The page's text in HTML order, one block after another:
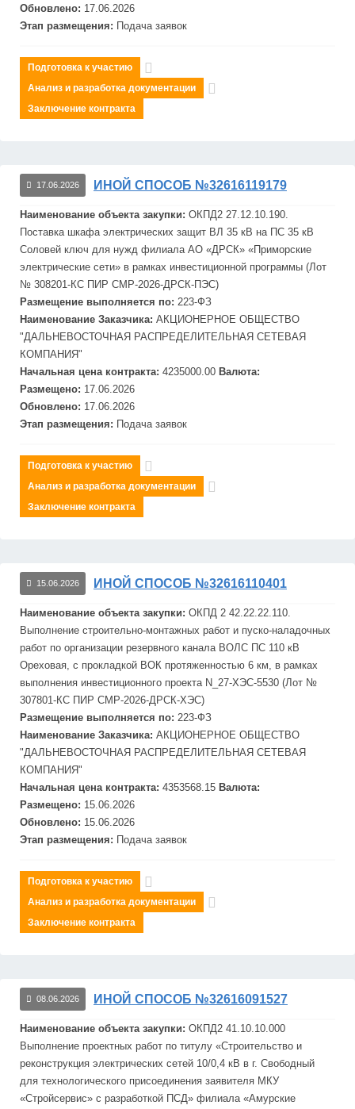
Обновлено: 17.06.2026
Этап размещения: Подача заявок
Подготовка к участию
Анализ и разработка документации
Заключение контракта
17.06.2026 ИНОЙ СПОСОБ №32616119179
Наименование объекта закупки: ОКПД2 27.12.10.190.
Поставка шкафа электрических защит ВЛ 35 кВ на ПС 35 кВ
Соловей ключ для нужд филиала АО «ДРСК» «Приморские
электрические сети» в рамках инвестиционной программы (Лот
№ 308201-КС ПИР СМР-2026-ДРСК-ПЭС)
Размещение выполняется по: 223-ФЗ
Наименование Заказчика: АКЦИОНЕРНОЕ ОБЩЕСТВО
"ДАЛЬНЕВОСТОЧНАЯ РАСПРЕДЕЛИТЕЛЬНАЯ СЕТЕВАЯ
КОМПАНИЯ"
Начальная цена контракта: 4235000.00 Валюта:
Размещено: 17.06.2026
Обновлено: 17.06.2026
Этап размещения: Подача заявок
Подготовка к участию
Анализ и разработка документации
Заключение контракта
15.06.2026 ИНОЙ СПОСОБ №32616110401
Наименование объекта закупки: ОКПД 2 42.22.22.110.
Выполнение строительно-монтажных работ и пуско-наладочных
работ по организации резервного канала ВОЛС ПС 110 кВ
Ореховая, с прокладкой ВОК протяженностью 6 км, в рамках
выполнения инвестиционного проекта N_27-ХЭС-5530 (Лот №
307801-КС ПИР СМР-2026-ДРСК-ХЭС)
Размещение выполняется по: 223-ФЗ
Наименование Заказчика: АКЦИОНЕРНОЕ ОБЩЕСТВО
"ДАЛЬНЕВОСТОЧНАЯ РАСПРЕДЕЛИТЕЛЬНАЯ СЕТЕВАЯ
КОМПАНИЯ"
Начальная цена контракта: 4353568.15 Валюта:
Размещено: 15.06.2026
Обновлено: 15.06.2026
Этап размещения: Подача заявок
Подготовка к участию
Анализ и разработка документации
Заключение контракта
08.06.2026 ИНОЙ СПОСОБ №32616091527
Наименование объекта закупки: ОКПД2 41.10.10.000
Выполнение проектных работ по титулу «Строительство и
реконструкция электрических сетей 10/0,4 кВ в г. Свободный
для технологического присоединения заявителя МКУ
«Стройсервис» с разработкой ПСД» филиала «Амурские